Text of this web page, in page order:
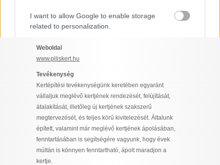
I want to allow Google to enable storage
related to personalization.
I want to allow Google to enable storage
related to security, including authentication
user protection.
CONFIRM
Data Deletion Data Access Privacy Policy
-36204887784
Weboldal
www.piliskert.hu
Tevékenység
Kertépítési tevékenységünk keretében egyaránt
vállaljuk meglévő kertjének rendezését, felújítását,
átalakítását, illetőleg új kertjének szakszerű
megtervezését, és teljes körű kivitelezését. Általunk
épített, valamint már meglévő kertjének ápolásában,
fenntartásában is segítségére vagyunk, hogy évek
múltán is könnyen fenntartható, ápolt maradjon a
kertje.